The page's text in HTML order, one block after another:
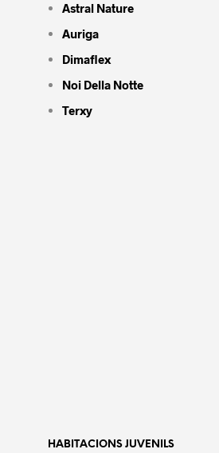
Astral Nature
Auriga
Dimaflex
Noi Della Notte
Terxy
HABITACIONS JUVENILS